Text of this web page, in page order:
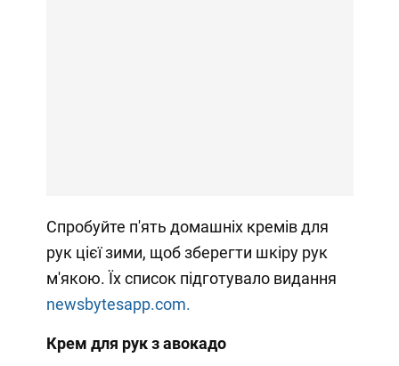
Спробуйте п'ять домашніх кремів для
рук цієї зими, щоб зберегти шкіру рук
м'якою. Їх список підготувало видання
newsbytesapp.com.
Крем для рук з авокадо